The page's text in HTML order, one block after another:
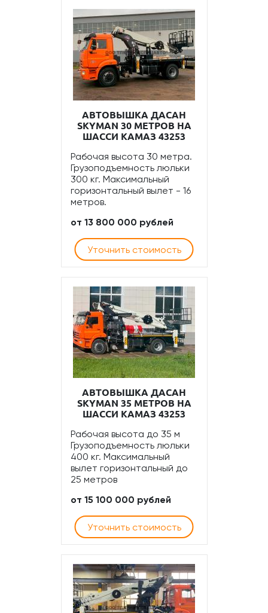
АВТОВЫШКА ДАСАН
SKYMAN 30 МЕТРОВ НА
ШАССИ КАМАЗ 43253
Рабочая высота 30 метра.
Грузоподъемность люльки
300 кг. Максимальный
горизонтальный вылет - 16
метров.
от 13 800 000 рублей
Уточнить стоимость
АВТОВЫШКА ДАСАН
SKYMAN 35 МЕТРОВ НА
ШАССИ КАМАЗ 43253
Рабочая высота до 35 м
Грузоподъемность люльки
400 кг. Максимальный
вылет горизонтальный до
25 метров
от 15 100 000 рублей
Уточнить стоимость